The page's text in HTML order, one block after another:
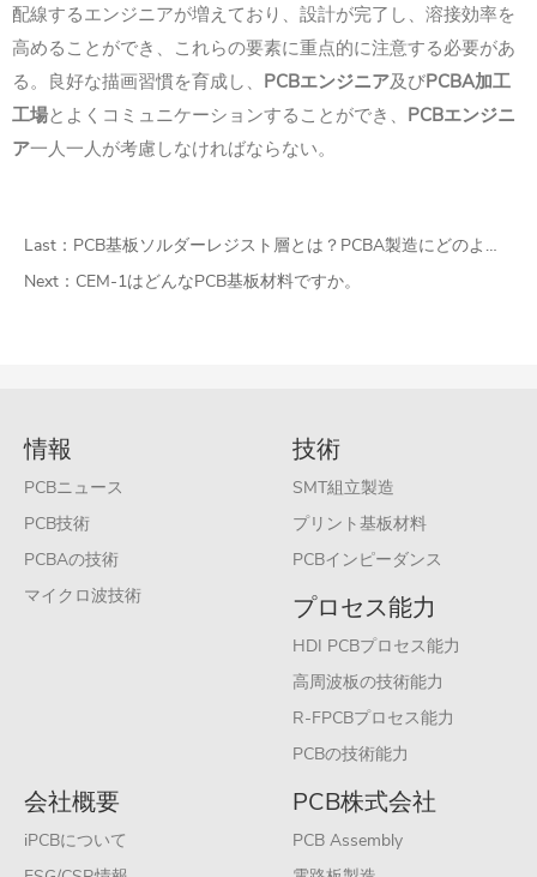
配線するエンジニアが増えており、設計が完了し、溶接効率を
高めることができ、これらの要素に重点的に注意する必要があ
る。良好な描画習慣を育成し、 PCBエンジニア及びPCBA加工
工場とよくコミュニケーションすることができ、 PCBエンジニ
ア一人一人が考慮しなければならない。
Last： PCB基板ソルダーレジスト層とは？PCBA製造にどのような影響がありますか。
Next： CEM-1はどんなPCB基板材料ですか。 ​
情報
PCBニュース
PCB技術
PCBAの技術
マイクロ波技術
技術
SMT組立製造
プリント基板材料
PCBインピーダンス
プロセス能力
HDI PCBプロセス能力
高周波板の技術能力
R-FPCBプロセス能力
PCBの技術能力
会社概要
iPCBについて
PCB株式会社
PCB Assembly